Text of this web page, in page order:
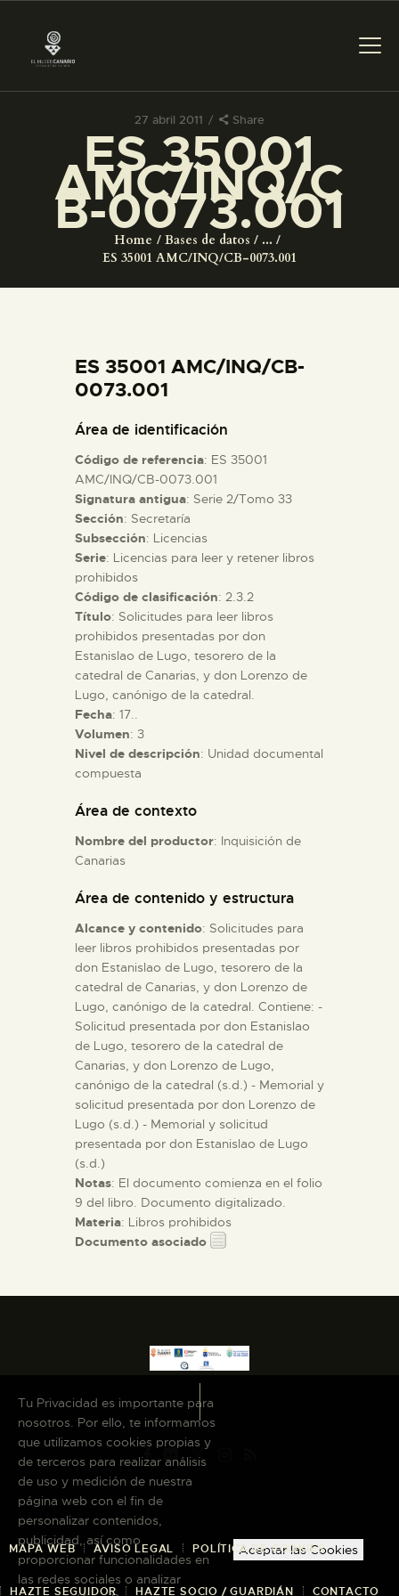
27 abril 2011 Share
ES 35001
AMC/INQ/C
B-0073.001
Home Bases de datos
...
ES 35001 AMC/INQ/CB-0073.001
PREPARAR LA VISITA
ACTIVIDADES
COLECCIONES
ESPAÑOL
PREPARAR LA VISITA
ACTIVIDADES
█
EL MUSEO
COLECCIONES
ESPAÑOL
ES 35001 AMC/INQ/CB-
0073.001
Área de identificación
Código de referencia: ES 35001
AMC/INQ/CB-0073.001
Signatura antigua: Serie 2/Tomo 33
Sección: Secretaría
Subsección: Licencias
Serie: Licencias para leer y retener libros
prohibidos
Código de clasificación: 2.3.2
Título: Solicitudes para leer libros
prohibidos presentadas por don
Estanislao de Lugo, tesorero de la
catedral de Canarias, y don Lorenzo de
Lugo, canónigo de la catedral.
Fecha: 17..
Volumen: 3
Nivel de descripción: Unidad documental
compuesta
Área de contexto
Nombre del productor: Inquisición de
Canarias
Área de contenido y estructura
Alcance y contenido: Solicitudes para
leer libros prohibidos presentadas por
don Estanislao de Lugo, tesorero de la
catedral de Canarias, y don Lorenzo de
Lugo, canónigo de la catedral. Contiene: -
Solicitud presentada por don Estanislao
de Lugo, tesorero de la catedral de
Canarias, y don Lorenzo de Lugo,
canónigo de la catedral (s.d.) - Memorial y
solicitud presentada por don Lorenzo de
Lugo (s.d.) - Memorial y solicitud
presentada por don Estanislao de Lugo
(s.d.)
Notas: El documento comienza en el folio
9 del libro. Documento digitalizado.
Materia: Libros prohibidos
Documento asociado
MAPA WEB AVISO LEGAL POLÍTICA DE COOKIES
HAZTE SEGUIDOR HAZTE SOCIO / GUARDIÁN CONTACTO
Tu Privacidad es importante para
nosotros. Por ello, te informamos
que utilizamos cookies propias y
de terceros para realizar análisis
de uso y medición de nuestra
página web con el fin de
personalizar contenidos,
publicidad, así como
proporcionar funcionalidades en
las redes sociales o analizar
Aceptar las Cookies